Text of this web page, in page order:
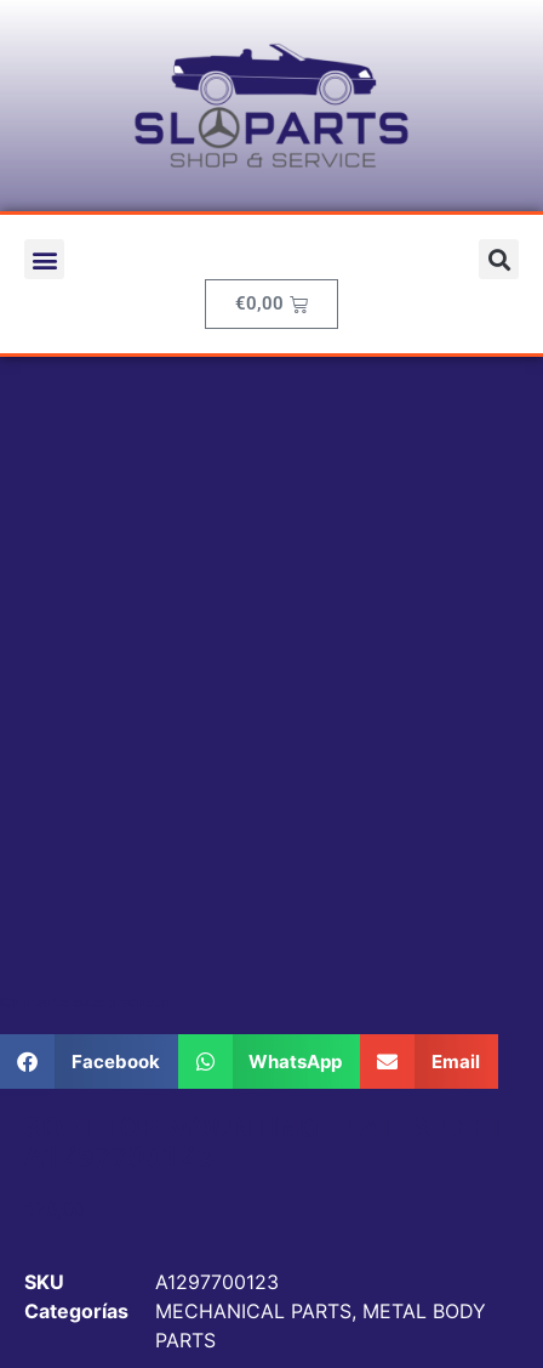
€0,00
Facebook WhatsApp Email
SKU
A1297700123
Categorías
MECHANICAL PARTS, METAL BODY
PARTS